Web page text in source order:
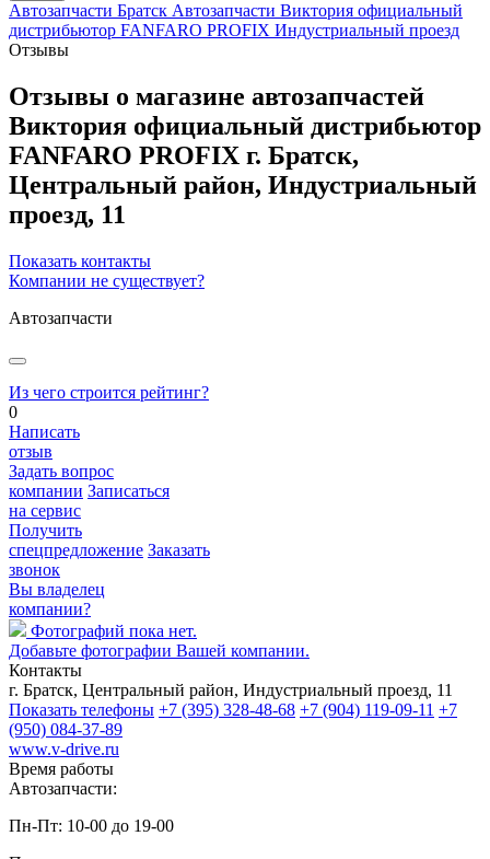
Автозапчасти Братск Автозапчасти Виктория официальный
дистрибьютор FANFARO PROFIX Индустриальный проезд
Отзывы
Отзывы о магазине автозапчастей
Виктория официальный дистрибьютор
FANFARO PROFIX г. Братск,
Центральный район, Индустриальный
проезд, 11
Показать контакты
Компании не существует?
Автозапчасти
Из чего строится рейтинг?
0
Написать
отзыв
Задать вопрос
компании Записаться
на сервис
Получить
спецпредложение Заказать
звонок
Вы владелец
компании?
Фотографий пока нет.
Добавьте фотографии Вашей компании.
Контакты
г. Братск, Центральный район, Индустриальный проезд, 11
Показать телефоны +7 (395) 328-48-68 +7 (904) 119-09-11 +7
(950) 084-37-89
www.v-drive.ru
Время работы
Автозапчасти:
Пн-Пт: 10-00 до 19-00